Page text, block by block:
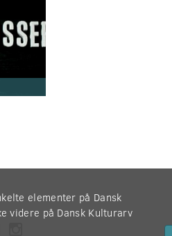
elementer på Dansk
videre på Dansk Kulturarv